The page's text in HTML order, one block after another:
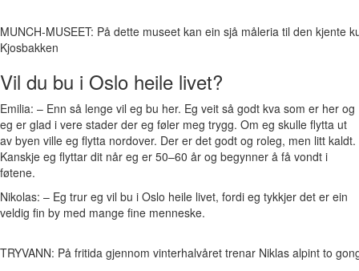
MUNCH-MUSEET: På dette museet kan ein sjå måleria til den
Kjosbakken
Vil du bu i Oslo heile livet?
Emilia: – Enn så lenge vil eg bu her. Eg veit så godt kva som er her og
eg er glad i vere stader der eg føler meg trygg. Om eg skulle flytta ut
av byen ville eg flytta nordover. Der er det godt og roleg, men litt kaldt.
Kanskje eg flyttar dit når eg er 50–60 år og begynner å få vondt i
føtene.
Nikolas: – Eg trur eg vil bu i Oslo heile livet, fordi eg tykkjer det er ein
veldig fin by med mange fine menneske.
TRYVANN: På fritida gjennom vinterhalvåret trenar Niklas alpint to